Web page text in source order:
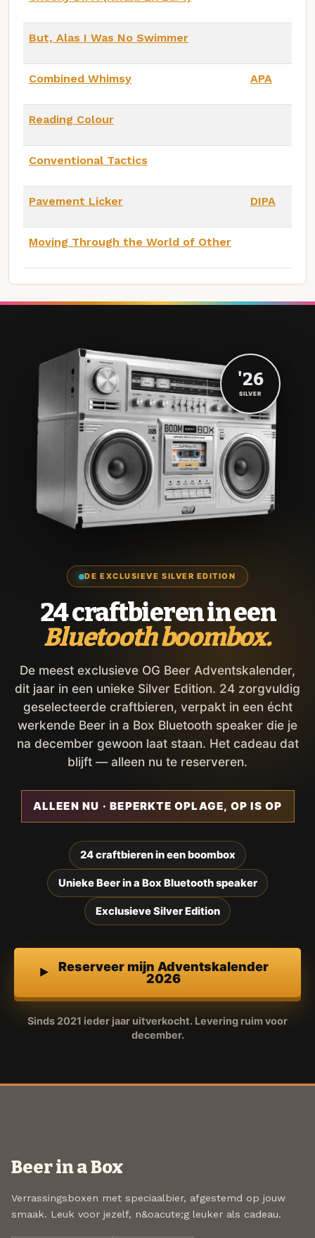
But, Alas I Was No Swimmer
Combined Whimsy APA
Reading Colour
Conventional Tactics
Pavement Licker DIPA
Moving Through the World of Other
DE EXCLUSIEVE SILVER EDITION
24 craftbieren in een
Bluetooth boombox.
De meest exclusieve OG Beer Adventskalender,
dit jaar in een unieke Silver Edition. 24 zorgvuldig
geselecteerde craftbieren, verpakt in een écht
werkende Beer in a Box Bluetooth speaker die je
na december gewoon laat staan. Het cadeau dat
blijft — alleen nu te reserveren.
ALLEEN NU · BEPERKTE OPLAGE, OP IS OP
24 craftbieren in een boombox
Unieke Beer in a Box Bluetooth speaker
Exclusieve Silver Edition
Reserveer mijn Adventskalender
2026
Sinds 2021 ieder jaar uitverkocht. Levering ruim voor
december.
'26
SILVER
Beer in a Box
Verrassingsboxen met speciaalbier, afgestemd op jouw
smaak. Leuk voor jezelf, n&oacute;g leuker als cadeau.